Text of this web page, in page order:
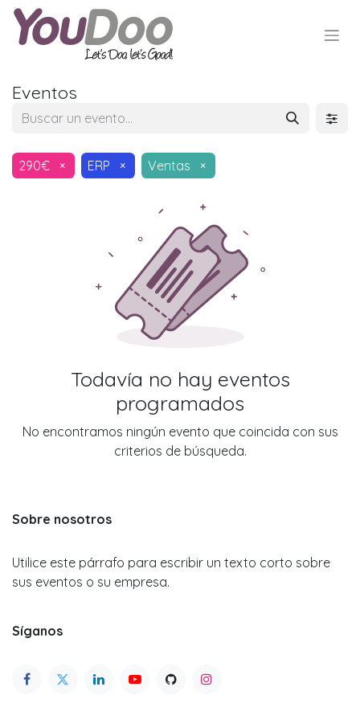
Eventos
290€ × ERP × Ventas ×
Todavía no hay eventos
programados
No encontramos ningún evento que coincida con sus
criterios de búsqueda.
Sobre nosotros
Utilice este párrafo para escribir un texto corto sobre
sus eventos o su empresa.
Síganos